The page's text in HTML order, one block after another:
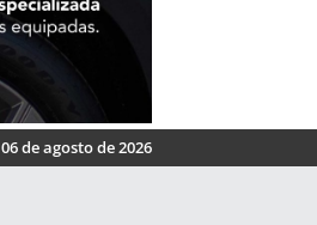
06 de agosto de 2026